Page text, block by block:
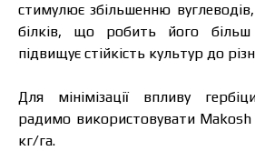
стимулює збільшенню
білків, що робить його
підвищує стійкість культур до
Для мінімізації впливу
радимо використовувати Makosh
кг/га.